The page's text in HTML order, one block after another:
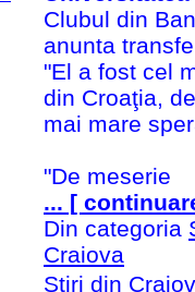
Clubul din
anunta
"El a fost cel
din Croaţia,
mai mare
"De meserie
... [
Din categoria
Craiova
Stiri din